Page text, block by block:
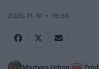
2025-11-10 15:35